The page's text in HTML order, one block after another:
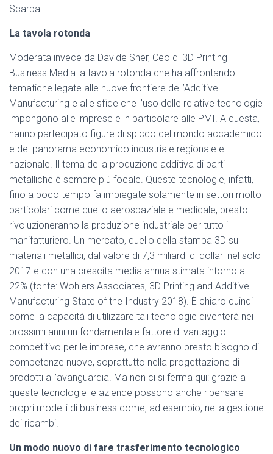
Scarpa.
La tavola rotonda
Moderata invece da Davide Sher, Ceo di 3D Printing
Business Media la tavola rotonda che ha affrontando
tematiche legate alle nuove frontiere dell’Additive
Manufacturing e alle sfide che l’uso delle relative tecnologie
impongono alle imprese e in particolare alle PMI. A questa,
hanno partecipato figure di spicco del mondo accademico
e del panorama economico industriale regionale e
nazionale. Il tema della produzione additiva di parti
metalliche è sempre più focale. Queste tecnologie, infatti,
fino a poco tempo fa impiegate solamente in settori molto
particolari come quello aerospaziale e medicale, presto
rivoluzioneranno la produzione industriale per tutto il
manifatturiero. Un mercato, quello della stampa 3D su
materiali metallici, dal valore di 7,3 miliardi di dollari nel solo
2017 e con una crescita media annua stimata intorno al
22% (fonte: Wohlers Associates, 3D Printing and Additive
Manufacturing State of the Industry 2018). È chiaro quindi
come la capacità di utilizzare tali tecnologie diventerà nei
prossimi anni un fondamentale fattore di vantaggio
competitivo per le imprese, che avranno presto bisogno di
competenze nuove, soprattutto nella progettazione di
prodotti all’avanguardia. Ma non ci si ferma qui: grazie a
queste tecnologie le aziende possono anche ripensare i
propri modelli di business come, ad esempio, nella gestione
dei ricambi.
Un modo nuovo di fare trasferimento tecnologico